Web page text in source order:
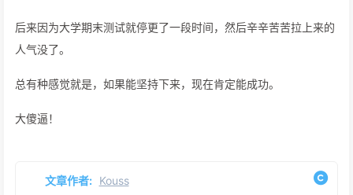
后来因为大学期末测试就停更了一段时间，然后辛辛苦苦拉上来的
人气没了。
总有种感觉就是，如果能坚持下来，现在肯定能成功。
大傻逼！
文章作者: Kouss